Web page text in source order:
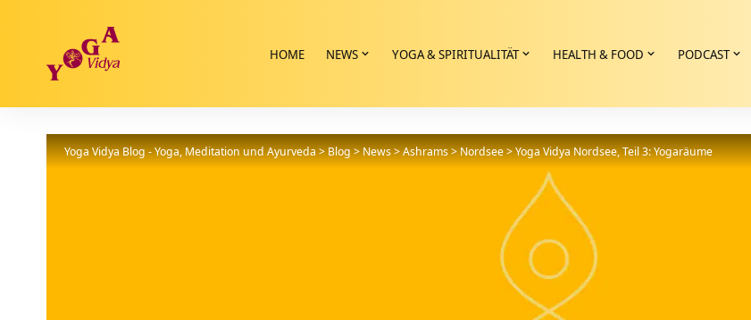
HOME NEWS YOGA & SPIRITUALITÄT HEALTH & FOOD PODCAST
Yoga Vidya Blog - Yoga, Meditation und Ayurveda>Blog>News>Ashrams>Nordsee>Yoga Vidya Nordsee, Teil 3: Yogaräume